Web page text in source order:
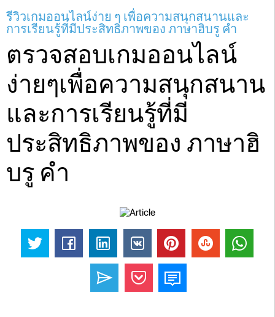
รีวิวเกมออนไลน์ง่าย ๆ เพื่อความสนุกสนานและ
การเรียนรู้ที่มีประสิทธิภาพของ ภาษาฮิบรู คำ
ตรวจสอบเกมออนไลน์
ง่ายๆเพื่อความสนุกสนาน
และการเรียนรู้ที่มี
ประสิทธิภาพของ ภาษาฮิ
บรู คำ